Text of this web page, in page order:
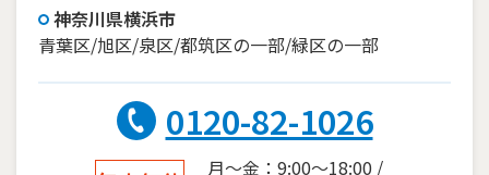
神奈川県横浜市
青葉区/旭区/泉区/都筑区の一部/緑区の一部
0120-82-1026
月～金：9:00～18:00 /